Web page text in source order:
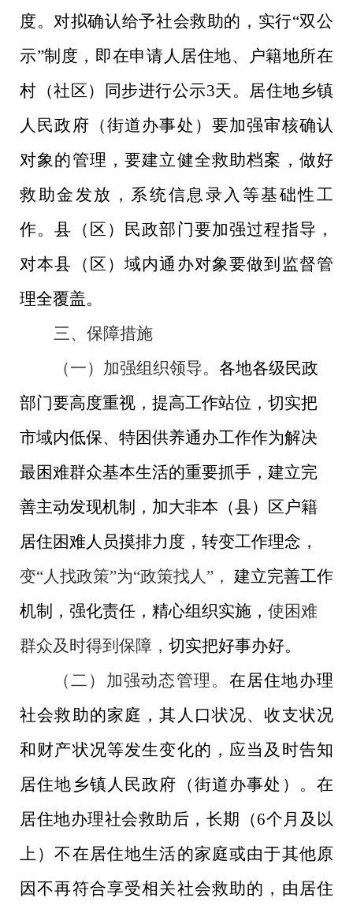
度。对拟确认给予社会救助的， 实行“双公
示”制度，即在申请人居住地、户籍地所在
村（社区）同步进行公示3天。居住地乡镇
人民政府（街道办事处） 要加强审核确认
对象的管理，要建立健全救助档案， 做好
救助金发放，系统信息录入等基础性工
作。县（区）民政部门要加强过程指导，
对本县（区）域内通办对象要做到监督管
理全覆盖。
三、保障措施
（一）加强组织领导。 各地各级民政
部门要高度重视，提高工作站位，切实把
市域内低保、特困供养通办工作作为解决
最困难群众基本生活的重要抓手，建立完
善主动发现机制， 加大非本（县）区户籍
居住困难人 员摸排力度 ，转变工作理念，
变“人找政策”为“政策找人”， 建立完善工作
机制 ， 强化责任，精心组织实施， 使困难
群众及时得到保障， 切实把好事办好。
（二）加强动态管理。 在居住地办理
社会救助的家庭，其人口状况、收支状况
和财产状况等发生变化的，应当及时告知
居住地乡镇人民政府（街道办事处）。在
居住地办理社会救助后，长期（6个月及以
上）不在居住地生活的家庭或由于其他原
因不再符合享受相关社会救助的，由居住